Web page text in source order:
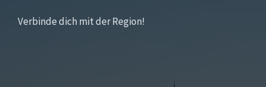
Verbinde dich mit der Region!